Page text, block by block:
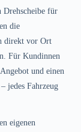
Drehscheibe für
die
direkt vor Ort
Für Kundinnen
und einen
jedes Fahrzeug
eigenen